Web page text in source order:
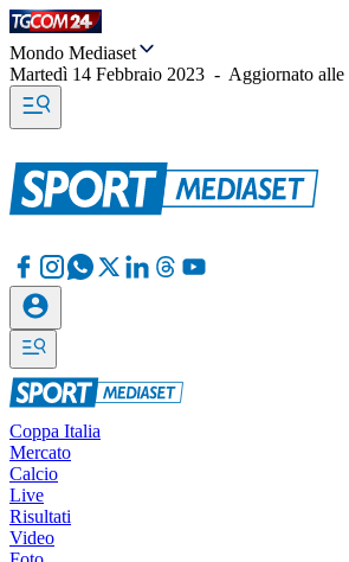
Mondo Mediaset
Martedì 14 Febbraio 2023 - Aggiornato alle
Coppa Italia
Mercato
Calcio
Live
Risultati
Video